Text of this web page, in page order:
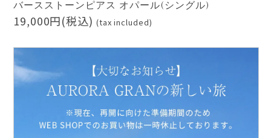
バースストーンピアス オパール(シングル)
19,000円(税込) (tax included)
AURORA GRAN
AURORA GRAN BRIDAL